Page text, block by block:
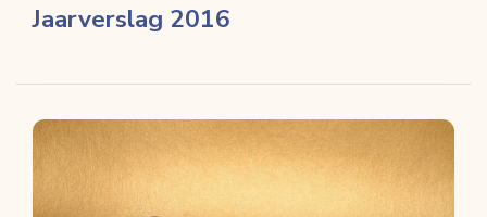
Jaarverslag 2016